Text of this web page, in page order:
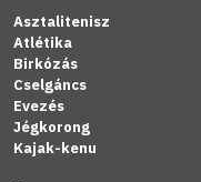
Asztalitenisz
Atlétika
Birkózás
Cselgáncs
Evezés
Jégkorong
Kajak-kenu